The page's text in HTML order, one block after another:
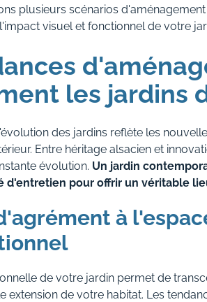
plusieurs scénarios
visuel et fonctionnel de votre
les jardins
des jardins reflète les
Entre héritage alsacien et
évolution. Un jardin
d'entretien pour offrir un véritable
à
de votre jardin permet de
extension de votre habitat. Les